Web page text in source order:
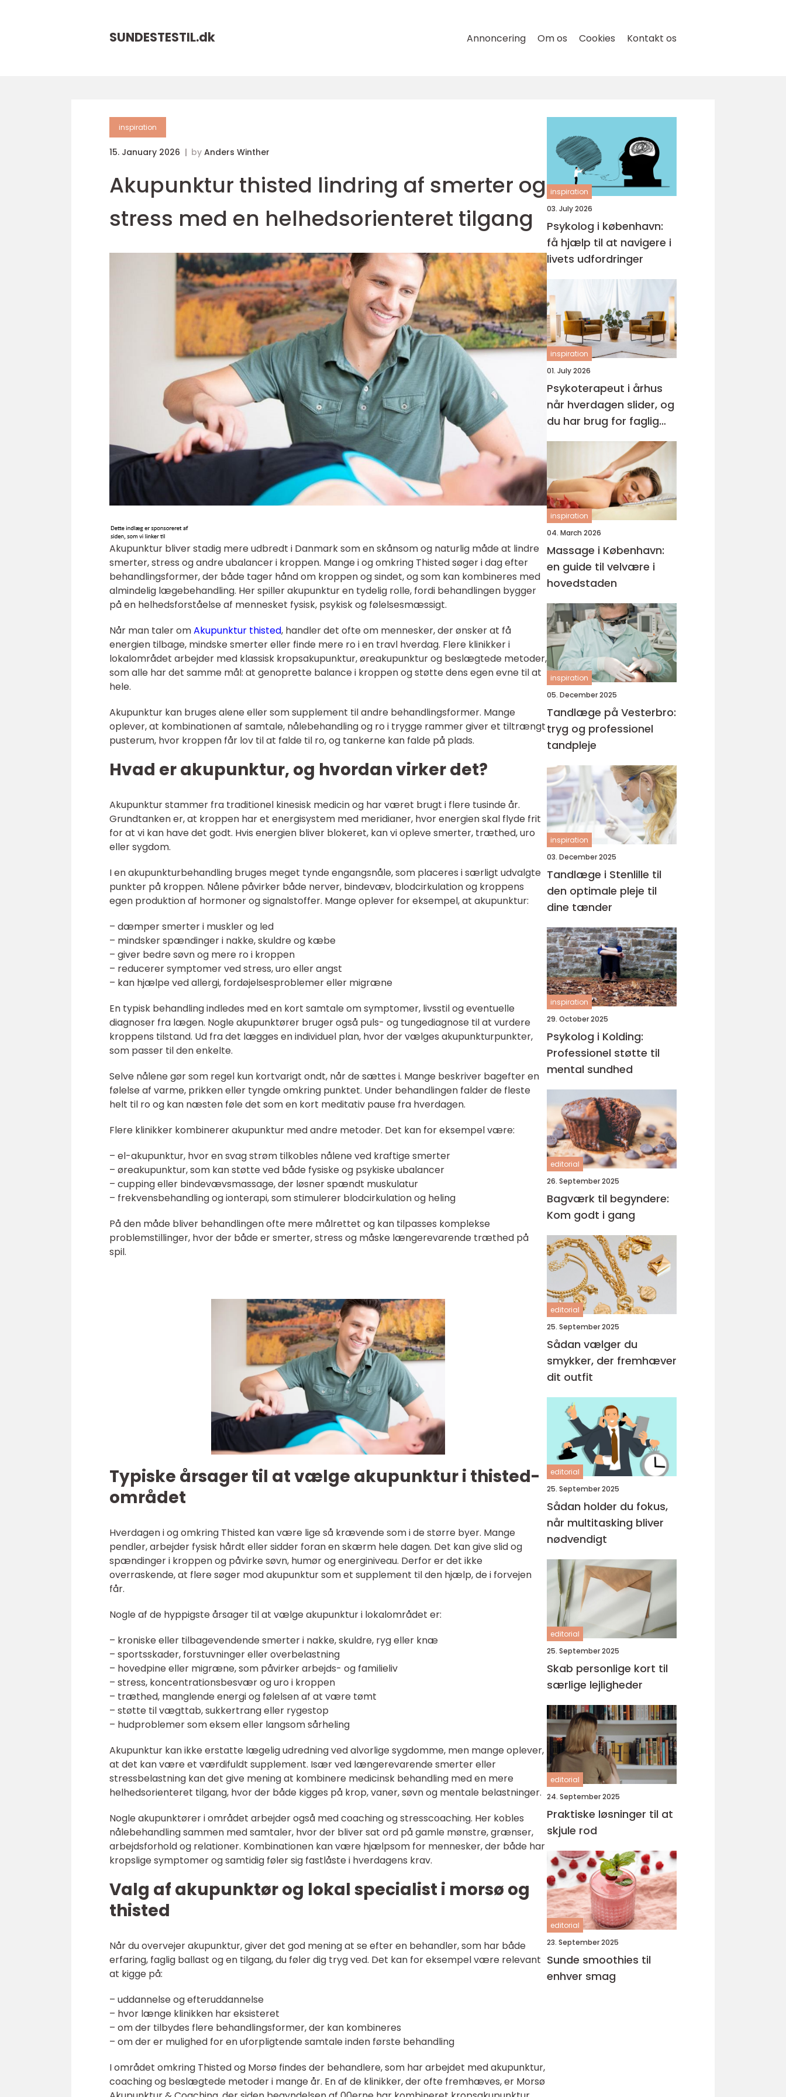
SUNDESTESTIL.dk Annoncering Om os Cookies Kontakt os
inspiration
15. January 2026 by Anders Winther
Akupunktur thisted lindring af smerter og
stress med en helhedsorienteret tilgang
Akupunktur bliver stadig mere udbredt i Danmark som en skånsom og naturlig måde at lindre
smerter, stress og andre ubalancer i kroppen. Mange i og omkring Thisted søger i dag efter
behandlingsformer, der både tager hånd om kroppen og sindet, og som kan kombineres med
almindelig lægebehandling. Her spiller akupunktur en tydelig rolle, fordi behandlingen bygger
på en helhedsforståelse af mennesket fysisk, psykisk og følelsesmæssigt.
Når man taler omAkupunktur thisted, handler det ofte om mennesker, der ønsker at få
energien tilbage, mindske smerter eller finde mere ro i en travl hverdag. Flere klinikker i
lokalområdet arbejder med klassisk kropsakupunktur, øreakupunktur og beslægtede metoder,
som alle har det samme mål: at genoprette balance i kroppen og støtte dens egen evne til at
hele.
Akupunktur kan bruges alene eller som supplement til andre behandlingsformer. Mange
oplever, at kombinationen af samtale, nålebehandling og ro i trygge rammer giver et tiltrængt
pusterum, hvor kroppen får lov til at falde til ro, og tankerne kan falde på plads.
Hvad er akupunktur, og hvordan virker det?
Akupunktur stammer fra traditionel kinesisk medicin og har været brugt i flere tusinde år.
Grundtanken er, at kroppen har et energisystem med meridianer, hvor energien skal flyde frit
for at vi kan have det godt. Hvis energien bliver blokeret, kan vi opleve smerter, træthed, uro
eller sygdom.
I en akupunkturbehandling bruges meget tynde engangsnåle, som placeres i særligt udvalgte
punkter på kroppen. Nålene påvirker både nerver, bindevæv, blodcirkulation og kroppens
egen produktion af hormoner og signalstoffer. Mange oplever for eksempel, at akupunktur:
– dæmper smerter i muskler og led
– mindsker spændinger i nakke, skuldre og kæbe
– giver bedre søvn og mere ro i kroppen
– reducerer symptomer ved stress, uro eller angst
– kan hjælpe ved allergi, fordøjelsesproblemer eller migræne
En typisk behandling indledes med en kort samtale om symptomer, livsstil og eventuelle
diagnoser fra lægen. Nogle akupunktører bruger også puls- og tungediagnose til at vurdere
kroppens tilstand. Ud fra det lægges en individuel plan, hvor der vælges akupunkturpunkter,
som passer til den enkelte.
Selve nålene gør som regel kun kortvarigt ondt, når de sættes i. Mange beskriver bagefter en
følelse af varme, prikken eller tyngde omkring punktet. Under behandlingen falder de fleste
helt til ro og kan næsten føle det som en kort meditativ pause fra hverdagen.
Flere klinikker kombinerer akupunktur med andre metoder. Det kan for eksempel være:
– el-akupunktur, hvor en svag strøm tilkobles nålene ved kraftige smerter
– øreakupunktur, som kan støtte ved både fysiske og psykiske ubalancer
– cupping eller bindevævsmassage, der løsner spændt muskulatur
– frekvensbehandling og ionterapi, som stimulerer blodcirkulation og heling
På den måde bliver behandlingen ofte mere målrettet og kan tilpasses komplekse
problemstillinger, hvor der både er smerter, stress og måske længerevarende træthed på
spil.
Typiske årsager til at vælge akupunktur i thisted-
området
Hverdagen i og omkring Thisted kan være lige så krævende som i de større byer. Mange
pendler, arbejder fysisk hårdt eller sidder foran en skærm hele dagen. Det kan give slid og
spændinger i kroppen og påvirke søvn, humør og energiniveau. Derfor er det ikke
overraskende, at flere søger mod akupunktur som et supplement til den hjælp, de i forvejen
får.
Nogle af de hyppigste årsager til at vælge akupunktur i lokalområdet er:
– kroniske eller tilbagevendende smerter i nakke, skuldre, ryg eller knæ
– sportsskader, forstuvninger eller overbelastning
– hovedpine eller migræne, som påvirker arbejds- og familieliv
– stress, koncentrationsbesvær og uro i kroppen
– træthed, manglende energi og følelsen af at være tømt
– støtte til vægttab, sukkertrang eller rygestop
– hudproblemer som eksem eller langsom sårheling
Akupunktur kan ikke erstatte lægelig udredning ved alvorlige sygdomme, men mange oplever,
at det kan være et værdifuldt supplement. Især ved længerevarende smerter eller
stressbelastning kan det give mening at kombinere medicinsk behandling med en mere
helhedsorienteret tilgang, hvor der både kigges på krop, vaner, søvn og mentale belastninger.
Nogle akupunktører i området arbejder også med coaching og stresscoaching. Her kobles
nålebehandling sammen med samtaler, hvor der bliver sat ord på gamle mønstre, grænser,
arbejdsforhold og relationer. Kombinationen kan være hjælpsom for mennesker, der både har
kropslige symptomer og samtidig føler sig fastlåste i hverdagens krav.
Valg af akupunktør og lokal specialist i morsø og
thisted
Når du overvejer akupunktur, giver det god mening at se efter en behandler, som har både
erfaring, faglig ballast og en tilgang, du føler dig tryg ved. Det kan for eksempel være relevant
at kigge på:
– uddannelse og efteruddannelse
– hvor længe klinikken har eksisteret
– om der tilbydes flere behandlingsformer, der kan kombineres
– om der er mulighed for en uforpligtende samtale inden første behandling
I området omkring Thisted og Morsø findes der behandlere, som har arbejdet med akupunktur,
coaching og beslægtede metoder i mange år. En af de klinikker, der ofte fremhæves, er Morsø
inspiration
03. July 2026
Psykolog i københavn:
få hjælp til at navigere i
livets udfordringer
inspiration
01. July 2026
Psykoterapeut i århus
når hverdagen slider, og
du har brug for faglig
støtte
inspiration
04. March 2026
Massage i København:
en guide til velvære i
hovedstaden
inspiration
05. December 2025
Tandlæge på Vesterbro:
tryg og professionel
tandpleje
inspiration
03. December 2025
Tandlæge i Stenlille til
den optimale pleje til
dine tænder
inspiration
29. October 2025
Psykolog i Kolding:
Professionel støtte til
mental sundhed
editorial
26. September 2025
Bagværk til begyndere:
Kom godt i gang
editorial
25. September 2025
Sådan vælger du
smykker, der fremhæver
dit outfit
editorial
25. September 2025
Sådan holder du fokus,
når multitasking bliver
nødvendigt
editorial
25. September 2025
Skab personlige kort til
særlige lejligheder
editorial
24. September 2025
Praktiske løsninger til at
skjule rod
editorial
23. September 2025
Sunde smoothies til
enhver smag